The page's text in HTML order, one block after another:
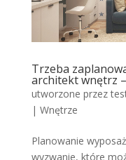
Trzeba
architekt wnętrz
utworzone przez
| Wnętrze
Planowanie
wyzwanie, które